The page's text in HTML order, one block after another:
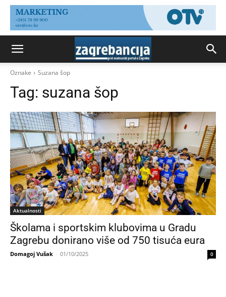
Oznake Suzana šop
Tag: suzana šop
Aktualnosti
Školama i sportskim klubovima u Gradu
Zagrebu donirano više od 750 tisuća eura
Domagoj Vušak - 01/10/2025 0